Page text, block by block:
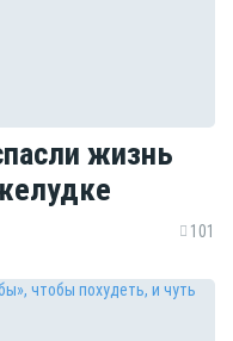
жизнь
101